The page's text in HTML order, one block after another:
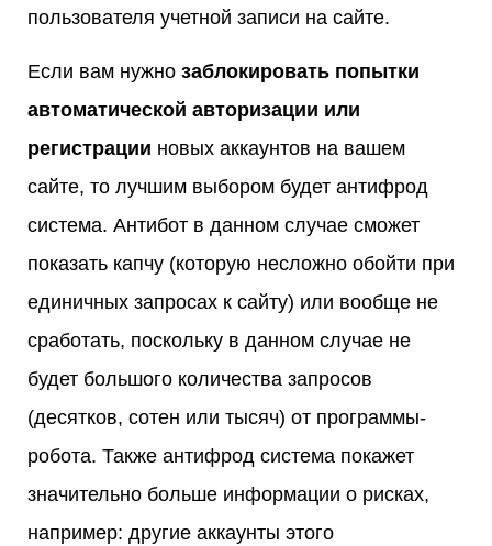
пользователя учетной записи на сайте.
Если вам нужно заблокировать попытки
автоматической авторизации или
регистрации новых аккаунтов на вашем
сайте, то лучшим выбором будет антифрод
система. Антибот в данном случае сможет
показать капчу (которую несложно обойти при
единичных запросах к сайту) или вообще не
сработать, поскольку в данном случае не
будет большого количества запросов
(десятков, сотен или тысяч) от программы-
робота. Также антифрод система покажет
значительно больше информации о рисках,
например: другие аккаунты этого